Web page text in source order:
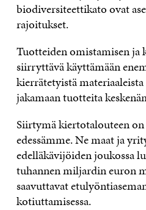
biodiversiteettikato ovat
rajoitukset.
Tuotteiden omistamisen ja
siirryttävä käyttämään
kierrätetyistä
jakamaan tuotteita
Siirtymä kiertotalouteen
edessämme. Ne maat ja
edelläkävijöiden joukossa
tuhannen miljardin euron
saavuttavat
kotiuttamisessa.